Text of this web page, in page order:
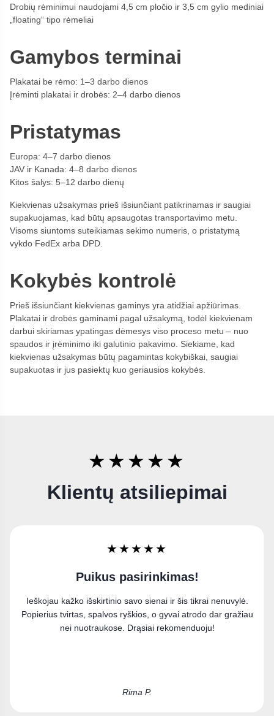
Drobių rėminimui naudojami 4,5 cm pločio ir 3,5 cm gylio mediniai
„floating“ tipo rėmeliai
Gamybos terminai
Plakatai be rėmo: 1–3 darbo dienos
Įrėminti plakatai ir drobės: 2–4 darbo dienos
Pristatymas
Europa: 4–7 darbo dienos
JAV ir Kanada: 4–8 darbo dienos
Kitos šalys: 5–12 darbo dienų
Kiekvienas užsakymas prieš išsiunčiant patikrinamas ir saugiai
supakuojamas, kad būtų apsaugotas transportavimo metu.
Visoms siuntoms suteikiamas sekimo numeris, o pristatymą
vykdo FedEx arba DPD.
Kokybės kontrolė
Prieš išsiunčiant kiekvienas gaminys yra atidžiai apžiūrimas.
Plakatai ir drobės gaminami pagal užsakymą, todėl kiekvienam
darbui skiriamas ypatingas dėmesys viso proceso metu – nuo
spaudos ir įrėminimo iki galutinio pakavimo. Siekiame, kad
kiekvienas užsakymas būtų pagamintas kokybiškai, saugiai
supakuotas ir jus pasiektų kuo geriausios kokybės.
★★★★★
Klientų atsiliepimai
★★★★★
Labai džiaugiuosi
Užsisakiau paveikslą ant drobės ir esu labai patenkinta
pirkiniu. Puikiai įsilieja į mano interjerą.
Kristina D.